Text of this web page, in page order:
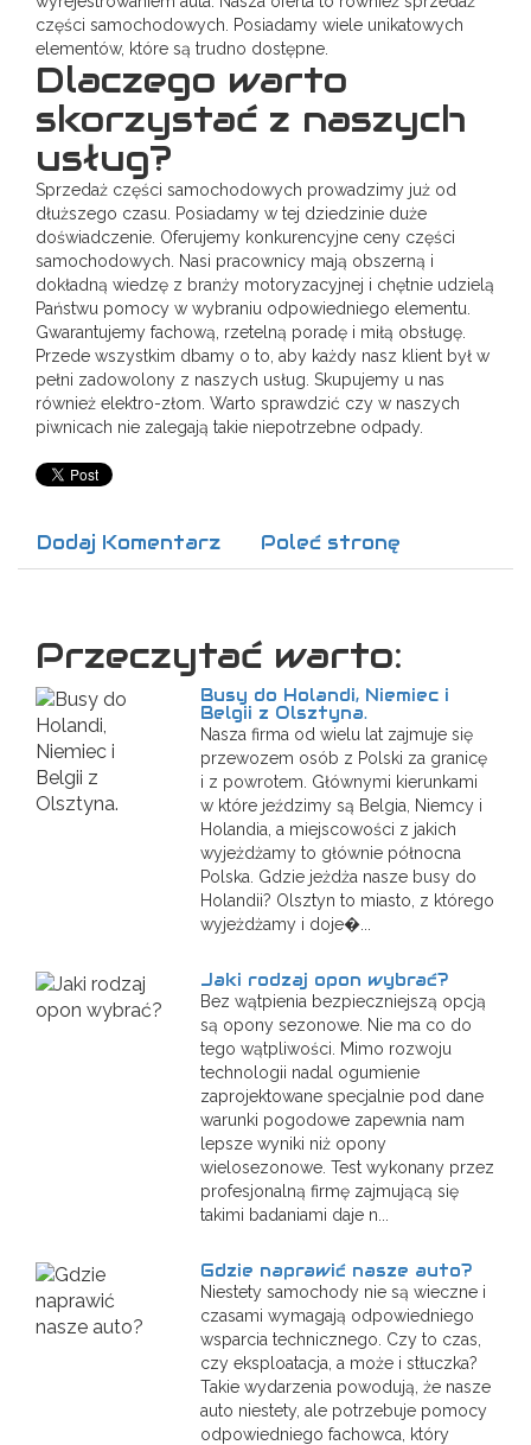
części samochodowych. Posiadamy wiele unikatowych
elementów, które są trudno dostępne.
Dlaczego warto
skorzystać z naszych
usług?
Sprzedaż części samochodowych prowadzimy już od
dłuższego czasu. Posiadamy w tej dziedzinie duże
doświadczenie. Oferujemy konkurencyjne ceny części
samochodowych. Nasi pracownicy mają obszerną i
dokładną wiedzę z branży motoryzacyjnej i chętnie udzielą
Państwu pomocy w wybraniu odpowiedniego elementu.
Gwarantujemy fachową, rzetelną poradę i miłą obsługę.
Przede wszystkim dbamy o to, aby każdy nasz klient był w
pełni zadowolony z naszych usług. Skupujemy u nas
również elektro-złom. Warto sprawdzić czy w naszych
piwnicach nie zalegają takie niepotrzebne odpady.
Dodaj Komentarz Poleć stronę
Przeczytać warto:
Busy do Holandi, Niemiec i
Belgii z Olsztyna.
Nasza firma od wielu lat zajmuje się
przewozem osób z Polski za granicę
i z powrotem. Głównymi kierunkami
w które jeździmy są Belgia, Niemcy i
Holandia, a miejscowości z jakich
wyjeżdżamy to głównie północna
Polska. Gdzie jeżdża nasze busy do
Holandii? Olsztyn to miasto, z którego
wyjeżdżamy i doje�...
Jaki rodzaj opon wybrać?
Bez wątpienia bezpieczniejszą opcją
są opony sezonowe. Nie ma co do
tego wątpliwości. Mimo rozwoju
technologii nadal ogumienie
zaprojektowane specjalnie pod dane
warunki pogodowe zapewnia nam
lepsze wyniki niż opony
wielosezonowe. Test wykonany przez
profesjonalną firmę zajmującą się
takimi badaniami daje n...
Gdzie naprawić nasze auto?
Niestety samochody nie są wieczne i
czasami wymagają odpowiedniego
wsparcia technicznego. Czy to czas,
czy eksploatacja, a może i stłuczka?
Takie wydarzenia powodują, że nasze
auto niestety, ale potrzebuje pomocy
odpowiedniego fachowca, który